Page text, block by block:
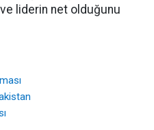
liderin net olduğunu